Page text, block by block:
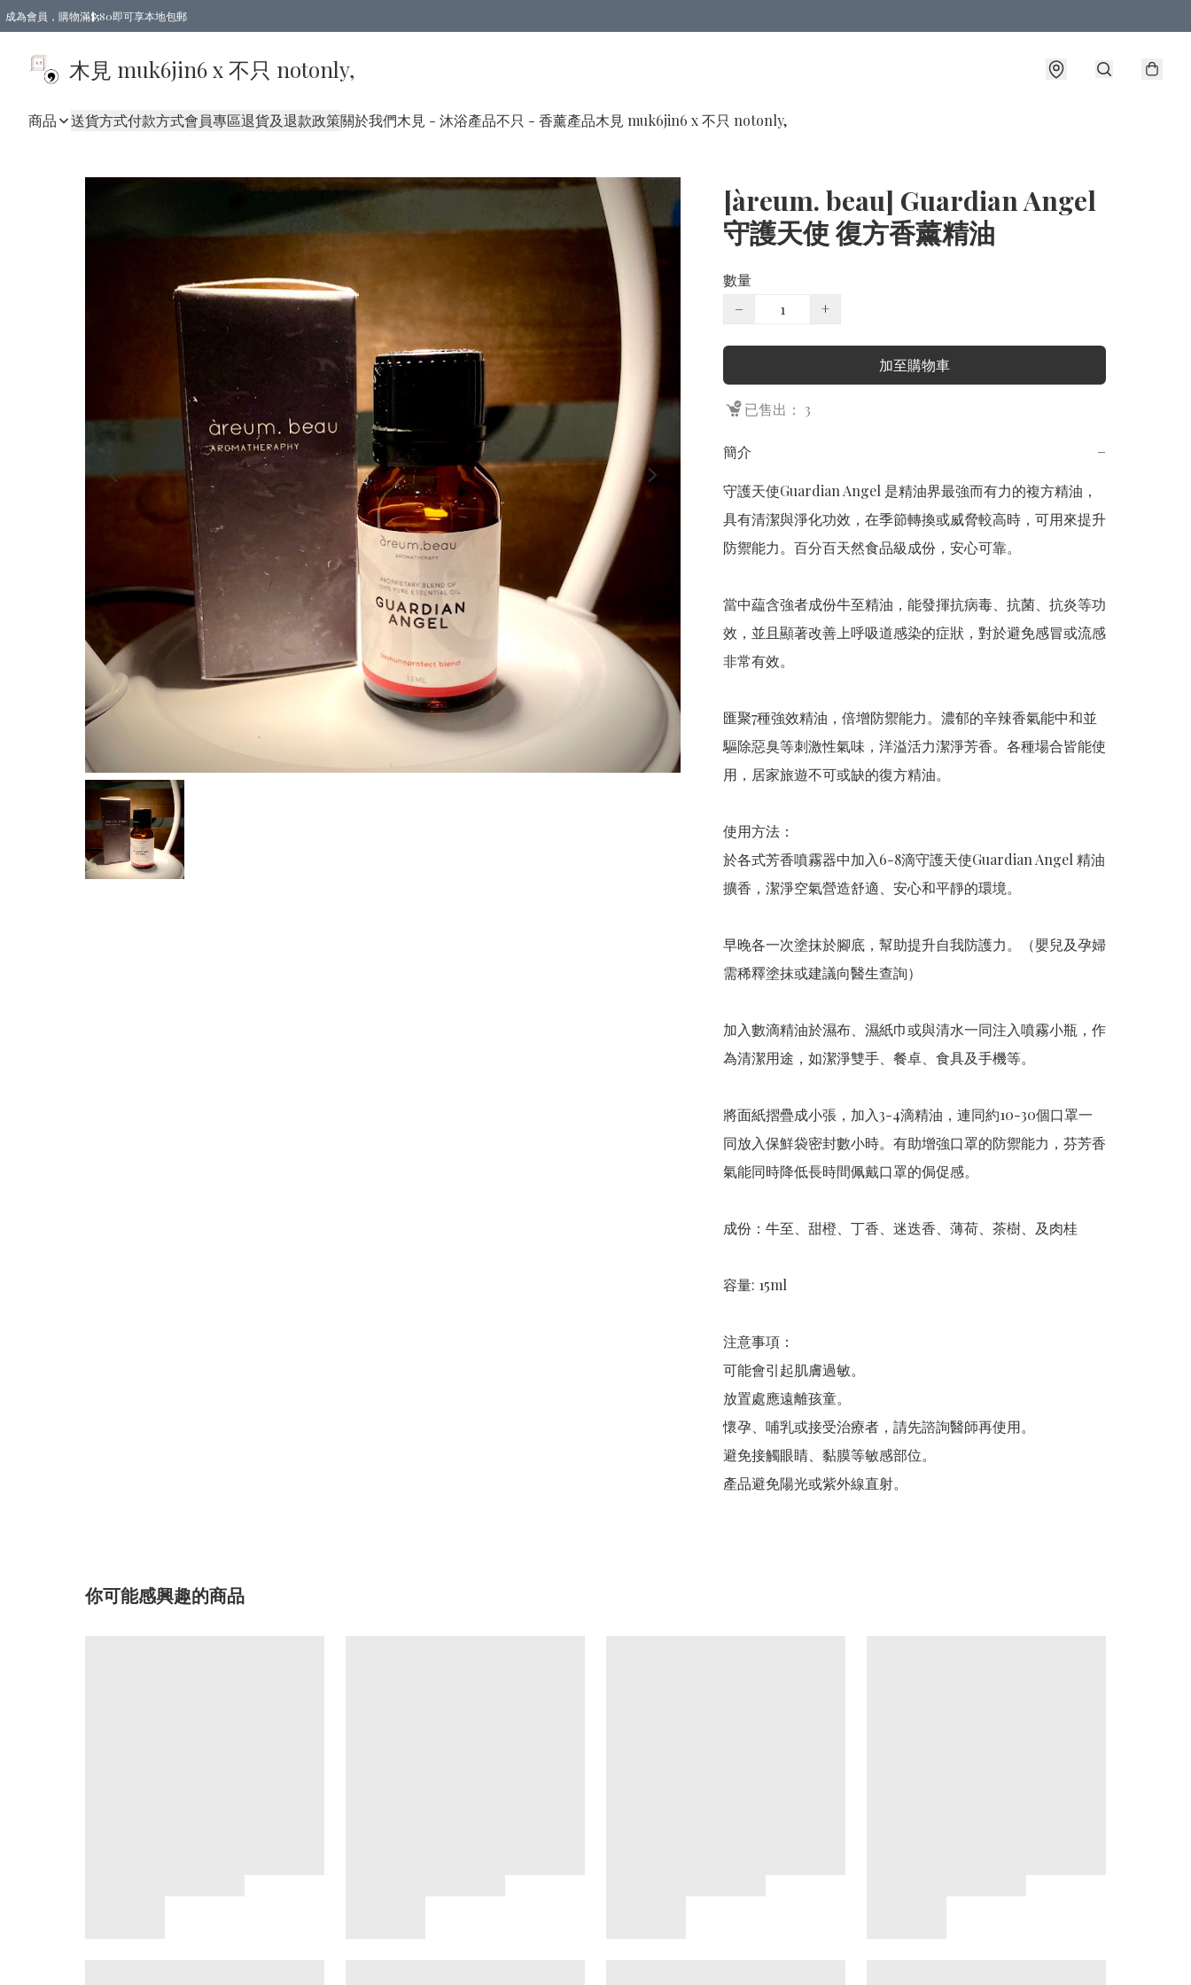
成為會員，購物滿$580即可享本地包郵
木見 muk6jin6 x 不只 notonly,
商品 送貨方式付款方式會員專區退貨及退款政策關於我們木見 - 沐浴產品不只 - 香薰產品木見 muk6jin6 x 不只 notonly,
[àreum. beau] Guardian Angel
守護天使 復方香薰精油
數量
−
+
加至購物車
已售出： 3
簡介 −
守護天使Guardian Angel 是精油界最強而有力的複方精油，
具有清潔與淨化功效，在季節轉換或威脅較高時，可用來提升
防禦能力。百分百天然食品級成份，安心可靠。
當中藴含強者成份牛至精油，能發揮抗病毒、抗菌、抗炎等功
效，並且顯著改善上呼吸道感染的症狀，對於避免感冒或流感
非常有效。
匯聚7種強效精油，倍增防禦能力。濃郁的辛辣香氣能中和並
驅除惡臭等刺激性氣味，洋溢活力潔淨芳香。各種場合皆能使
用，居家旅遊不可或缺的復方精油。
使用方法：
於各式芳香噴霧器中加入6-8滴守護天使Guardian Angel 精油
擴香，潔淨空氣營造舒適、安心和平靜的環境。
早晚各一次塗抹於腳底，幫助提升自我防護力。（嬰兒及孕婦
需稀釋塗抹或建議向醫生查詢）
加入數滴精油於濕布、濕紙巾或與清水一同注入噴霧小瓶，作
為清潔用途，如潔淨雙手、餐卓、食具及手機等。
將面紙摺疊成小張，加入3-4滴精油，連同約10-30個口罩一
同放入保鮮袋密封數小時。有助增強口罩的防禦能力，芬芳香
氣能同時降低長時間佩戴口罩的侷促感。
成份：牛至、甜橙、丁香、迷迭香、薄荷、茶樹、及肉桂
容量: 15ml
注意事項：
可能會引起肌膚過敏。
放置處應遠離孩童。
懷孕、哺乳或接受治療者，請先諮詢醫師再使用。
避免接觸眼睛、黏膜等敏感部位。
產品避免陽光或紫外線直射。
你可能感興趣的商品